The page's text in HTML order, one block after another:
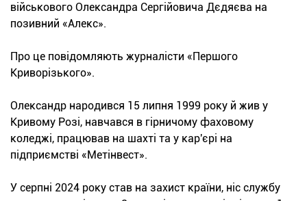
військового Олександра Сергійовича Дєдяєва на
позивний «Алекс».
Про це повідомляють журналісти «Першого
Криворізького».
Олександр народився 15 липня 1999 року й жив у
Кривому Розі, навчався в гірничому фаховому
коледжі, працював на шахті та у кар'єрі на
підприємстві «Метінвест».
У серпні 2024 року став на захист країни, ніс службу